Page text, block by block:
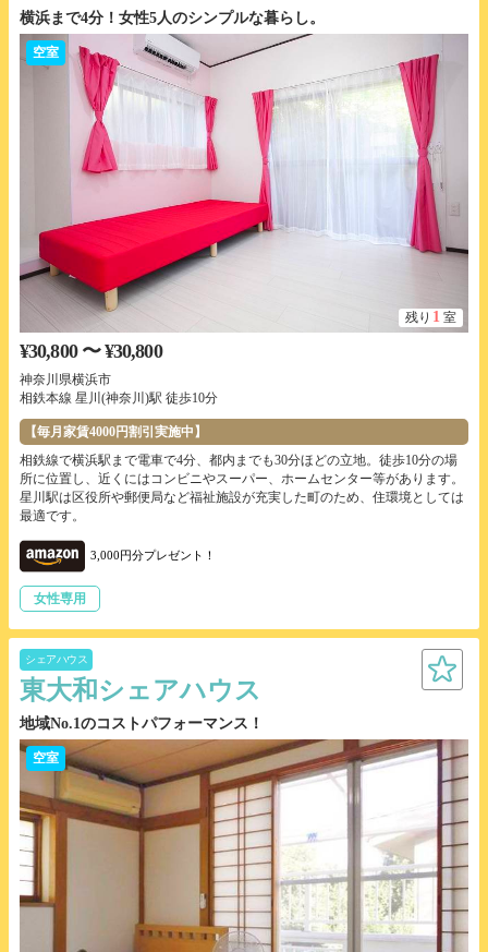
横浜まで4分！女性5人のシンプルな暮らし。
空室
残り 1 室
¥30,800 〜 ¥30,800
神奈川県横浜市
相鉄本線 星川(神奈川)駅 徒歩10分
【毎月家賃4000円割引実施中】
相鉄線で横浜駅まで電車で4分、都内までも30分ほどの立地。徒歩10分の場
所に位置し、近くにはコンビニやスーパー、ホームセンター等があります。
星川駅は区役所や郵便局など福祉施設が充実した町のため、住環境としては
最適です。
3,000円分プレゼント！
女性専用
シェアハウス
東大和シェアハウス
地域No.1のコストパフォーマンス！
空室